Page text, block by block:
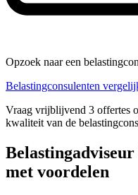
Opzoek naar een
Belastingconsulenten
Vraag vrijblijvend 3 offertes
kwaliteit van de
met voordelen